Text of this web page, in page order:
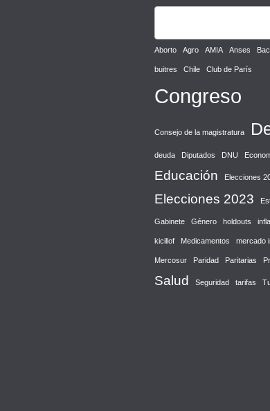
Aborto Agro AMIA Anses
buitres Chile Club de París
Congreso
Consejo de la magistratura
deuda Diputados DNU
Educación Elecciones
Elecciones 2023
Gabinete Género holdouts
kicillof Medicamentos mercado
Mercosur Paridad Paritarias
Salud Seguridad tarifas